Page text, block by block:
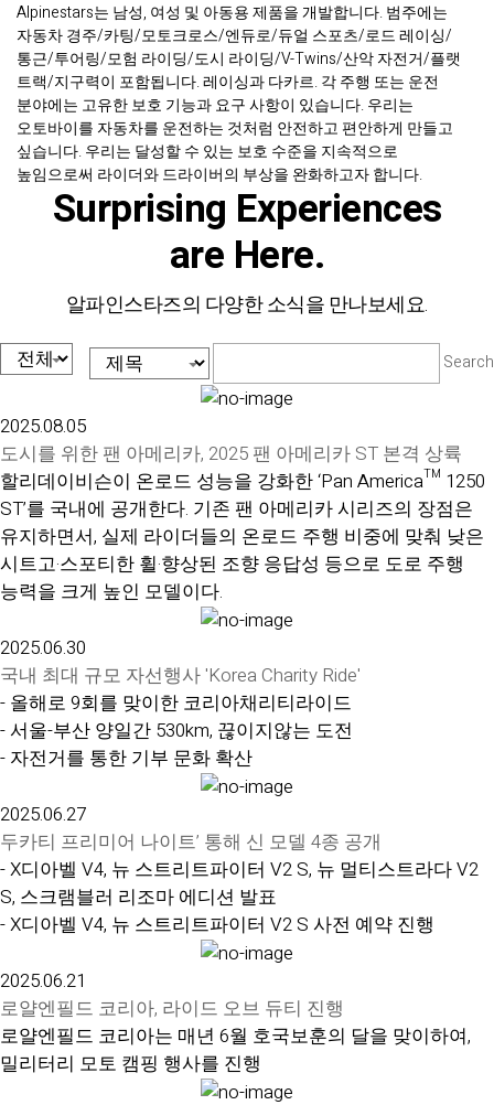
Alpinestars는 남성, 여성 및 아동용 제품을 개발합니다. 범주에는
자동차 경주/카팅/모토크로스/엔듀로/듀얼 스포츠/로드 레이싱/
통근/투어링/모험 라이딩/도시 라이딩/V-Twins/산악 자전거/플랫
트랙/지구력이 포함됩니다. 레이싱과 다카르. 각 주행 또는 운전
분야에는 고유한 보호 기능과 요구 사항이 있습니다. 우리는
오토바이를 자동차를 운전하는 것처럼 안전하고 편안하게 만들고
싶습니다. 우리는 달성할 수 있는 보호 수준을 지속적으로
높임으로써 라이더와 드라이버의 부상을 완화하고자 합니다.
Surprising Experiences
are Here.
알파인스타즈의 다양한 소식을 만나보세요.
Search
2025.08.05
도시를 위한 팬 아메리카, 2025 팬 아메리카 ST 본격 상륙
할리데이비슨이 온로드 성능을 강화한 ‘Pan America™ 1250
ST’를 국내에 공개한다. 기존 팬 아메리카 시리즈의 장점은
유지하면서, 실제 라이더들의 온로드 주행 비중에 맞춰 낮은
시트고·스포티한 휠·향상된 조향 응답성 등으로 도로 주행
능력을 크게 높인 모델이다.
2025.06.30
국내 최대 규모 자선행사 'Korea Charity Ride'
- 올해로 9회를 맞이한 코리아채리티라이드
- 서울-부산 양일간 530km, 끊이지않는 도전
- 자전거를 통한 기부 문화 확산
2025.06.27
두카티 프리미어 나이트’ 통해 신 모델 4종 공개
- X디아벨 V4, 뉴 스트리트파이터 V2 S, 뉴 멀티스트라다 V2
S, 스크램블러 리조마 에디션 발표
- X디아벨 V4, 뉴 스트리트파이터 V2 S 사전 예약 진행
2025.06.21
로얄엔필드 코리아, 라이드 오브 듀티 진행
로얄엔필드 코리아는 매년 6월 호국보훈의 달을 맞이하여,
밀리터리 모토 캠핑 행사를 진행